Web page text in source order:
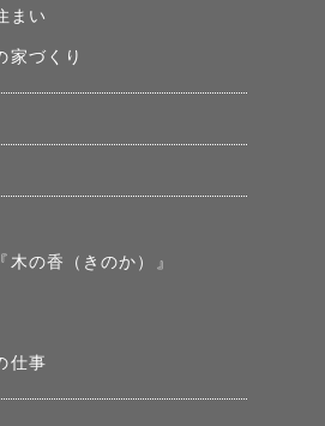
まい
家づくり
木の香（きのか）』
仕事